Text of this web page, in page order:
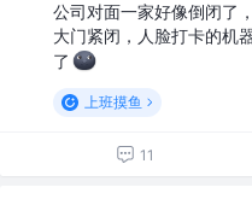
公司对面一家好像倒闭了
大门紧闭，人脸打卡的机
了
上班摸鱼
11